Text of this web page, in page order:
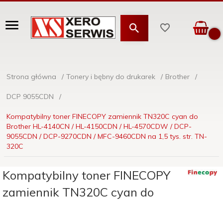
Strona główna Tonery i bębny do drukarek Brother
DCP 9055CDN
Kompatybilny toner FINECOPY zamiennik TN320C cyan do
Brother HL-4140CN / HL-4150CDN / HL-4570CDW / DCP-
9055CDN / DCP-9270CDN / MFC-9460CDN na 1,5 tys. str. TN-
320C
Kompatybilny toner FINECOPY
zamiennik TN320C cyan do